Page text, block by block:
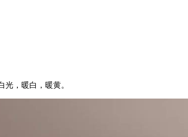
，暖白，暖黄。